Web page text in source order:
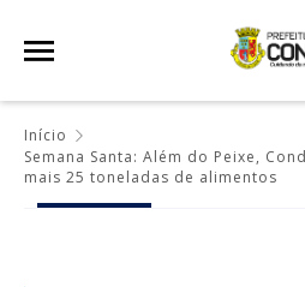
Início
Semana Santa: Além do Peixe,
mais 25 toneladas de alimentos